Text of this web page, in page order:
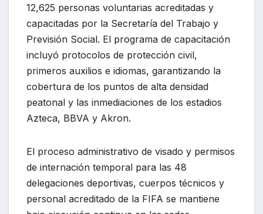
12,625 personas voluntarias acreditadas y
capacitadas por la Secretaría del Trabajo y
Previsión Social. El programa de capacitación
incluyó protocolos de protección civil,
primeros auxilios e idiomas, garantizando la
cobertura de los puntos de alta densidad
peatonal y las inmediaciones de los estadios
Azteca, BBVA y Akron.
El proceso administrativo de visado y permisos
de internación temporal para las 48
delegaciones deportivas, cuerpos técnicos y
personal acreditado de la FIFA se mantiene